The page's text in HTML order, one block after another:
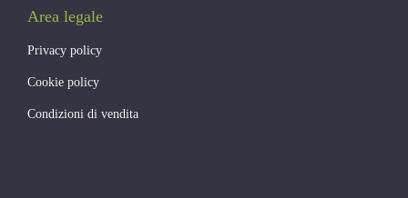
Area legale
Privacy policy
Cookie policy
Condizioni di vendita